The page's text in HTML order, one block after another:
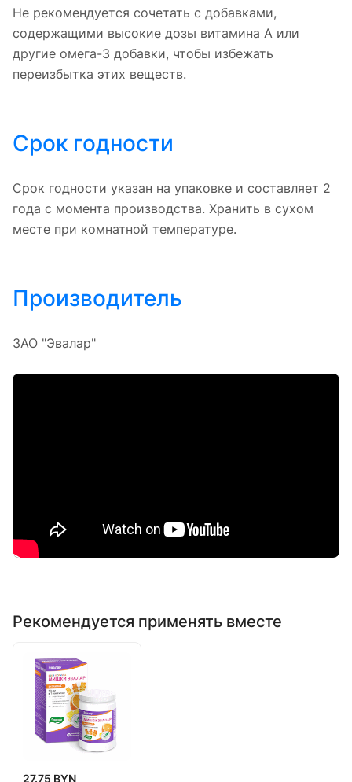
Не рекомендуется сочетать с добавками,
содержащими высокие дозы витамина А или
другие омега-3 добавки, чтобы избежать
переизбытка этих веществ.
Срок годности
Срок годности указан на упаковке и составляет 2
года с момента производства. Хранить в сухом
месте при комнатной температуре.
Производитель
ЗАО "Эвалар"
Рекомендуется применять вместе
27.75 BYN